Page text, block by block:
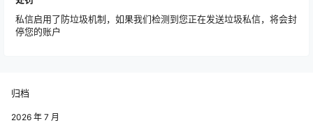
私信启用了防垃圾机制，如果我们检测到您正在发送垃圾私信，将会封
停您的账户
归档
2026 年 7 月